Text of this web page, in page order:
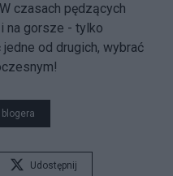
czasach pędzących
na gorsze - tylko
od drugich, wybrać
Udostępnij